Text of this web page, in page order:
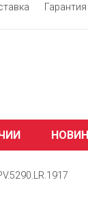
Гарантия